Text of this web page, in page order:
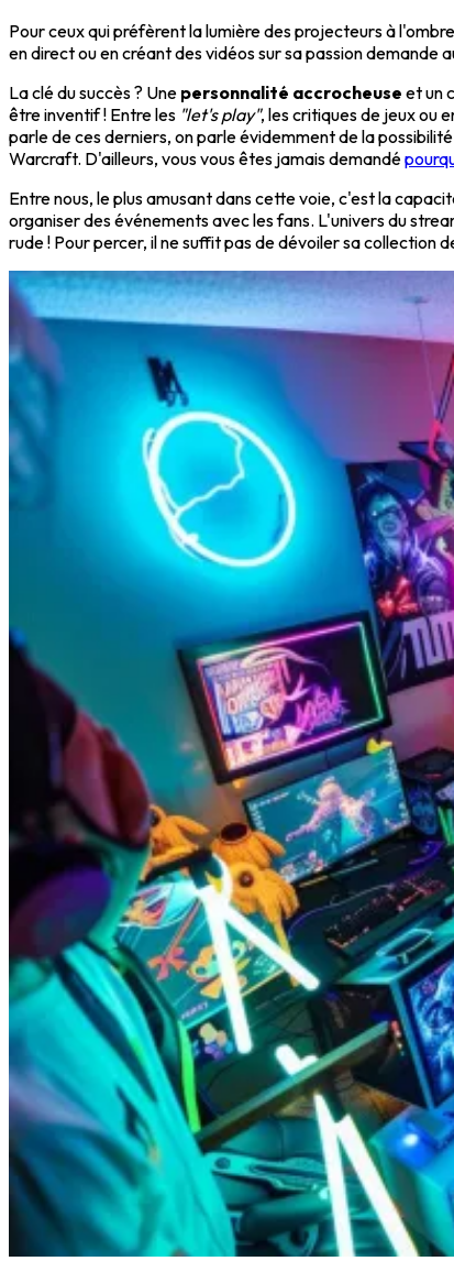
Pour ceux qui préfèrent la lumière des projecteurs à
en direct ou en créant des vidéos sur sa passion
La clé du succès ? Une personnalité accrocheuse et un
être inventif ! Entre les "let's play", les critiques de jeux ou
parle de ces derniers, on parle évidemment de la
Warcraft. D'ailleurs, vous vous êtes jamais demandé
Entre nous, le plus amusant dans cette voie, c'est la
organiser des événements avec les fans. L'univers du
rude ! Pour percer, il ne suffit pas de dévoiler sa collection